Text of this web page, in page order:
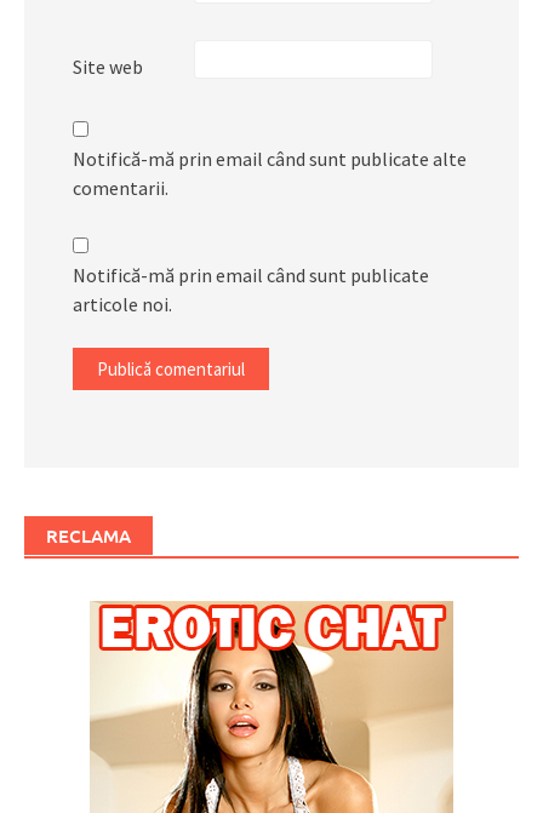
Site web
Notifică-mă prin email când sunt publicate alte
comentarii.
Notifică-mă prin email când sunt publicate
articole noi.
RECLAMA